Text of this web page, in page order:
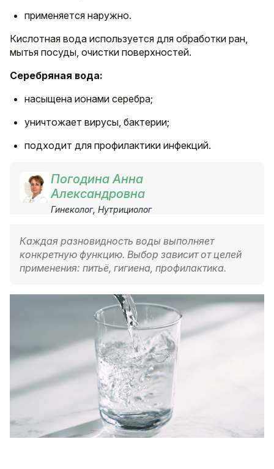
применяется наружно.
Кислотная вода используется для обработки ран,
мытья посуды, очистки поверхностей.
Серебряная вода:
насыщена ионами серебра;
уничтожает вирусы, бактерии;
подходит для профилактики инфекций.
Погодина Анна
Александровна
Гинеколог, Нутрициолог
Каждая разновидность воды выполняет
конкретную функцию. Выбор зависит от целей
применения: питьё, гигиена, профилактика.